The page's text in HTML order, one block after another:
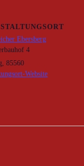
Ebersberg
4
85560
Website